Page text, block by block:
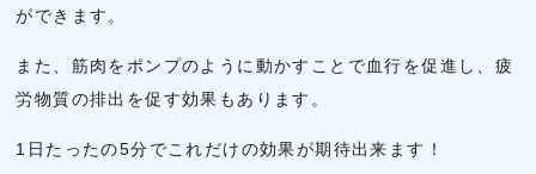
ができます。
また、筋肉をポンプのように動かすことで血行を促進し、疲
労物質の排出を促す効果もあります。
1日たったの5分でこれだけの効果が期待出来ます！